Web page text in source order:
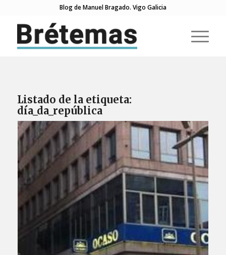
Blog de Manuel Bragado. Vigo Galicia
Listado de la etiqueta:
día_da_república